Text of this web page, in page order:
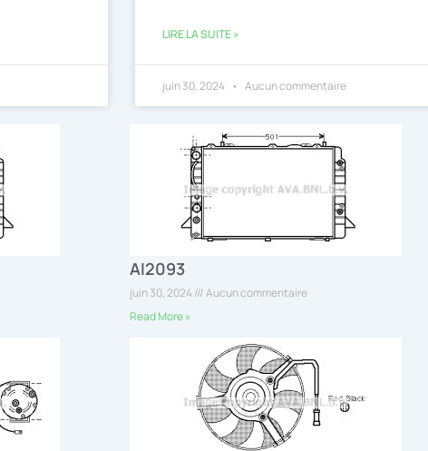
LIRE LA SUITE »
juin 30, 2024 Aucun commentaire
AI2093
juin 30, 2024
Aucun commentaire
Read More »